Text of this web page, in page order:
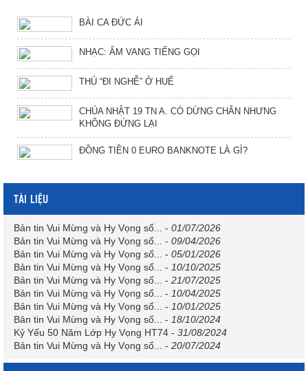
BÀI CA ĐỨC ÁI
NHẠC: ÂM VANG TIẾNG GỌI
THÚ “ĐI NGHỄ” Ở HUẾ
CHÚA NHẬT 19 TN A. CÓ DỪNG CHÂN NHƯNG
KHÔNG ĐỨNG LẠI
ĐỒNG TIỀN 0 EURO BANKNOTE LÀ GÌ?
TÀI LIỆU
Bản tin Vui Mừng và Hy Vọng số... - 01/07/2026
Bản tin Vui Mừng và Hy Vọng số... - 09/04/2026
Bản tin Vui Mừng và Hy Vọng số... - 05/01/2026
Bản tin Vui Mừng và Hy Vọng số... - 10/10/2025
Bản tin Vui Mừng và Hy Vọng số... - 21/07/2025
Bản tin Vui Mừng và Hy Vọng số... - 10/04/2025
Bản tin Vui Mừng và Hy Vọng số... - 10/01/2025
Bản tin Vui Mừng và Hy Vọng số... - 18/10/2024
Kỷ Yếu 50 Năm Lớp Hy Vọng HT74 - 31/08/2024
Bản tin Vui Mừng và Hy Vọng số... - 20/07/2024